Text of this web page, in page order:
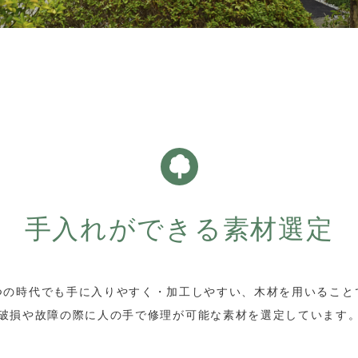
手入れができる素材選定
の時代でも手に入りやすく・加工しやすい、木材を用いること
損や故障の際に人の手で修理が可能な素材を選定しています